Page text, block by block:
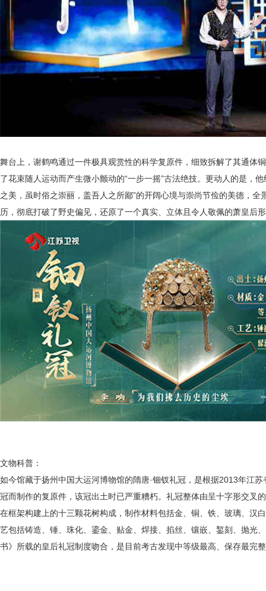
舞台上，谢鹤鸣通过一件极具观赏性的科学复原件，细致拆解了其通体
了花束随人运动而产生微小颤动的“一步一摇”古法绝技。更动人的是，
之美，虽时俗之崇丽， 盖吾人之所鄙”的开阔心境与崇尚节俭的美德，全
历，彻底打破了野史偏见，还原了一个真实、立体且令人敬佩的萧皇后
文物科普：
如今馆藏于扬州中国大运河博物馆的隋唐·钿钗礼冠 ， 是根据2013年江苏
冠而制作的复原件，该冠出土时已严重糟朽。礼冠整体由呈十字形交叉
在框架构建上的十三颗花树构成，制作材料包括金、铜、铁、玻璃、汉
艺包括铸造、锤、珠化、鎏金、贴金、焊接、掐丝、镶嵌、錾刻、抛光
书》所载的皇后礼冠制度吻合，是目前考古发现中等级最高、保存最完